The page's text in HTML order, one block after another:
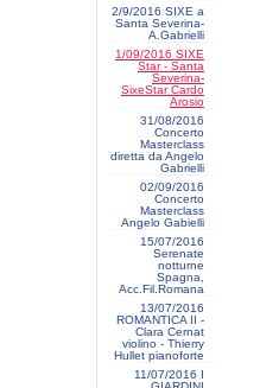
2/9/2016 SIXE a
Santa Severina-
A.Gabrielli
1/09/2016 SIXE
Star - Santa
Severina-
SixeStar Cardo
Arosio
31/08/2016
Concerto
Masterclass
diretta da Angelo
Gabrielli
02/09/2016
Concerto
Masterclass
Angelo Gabielli
15/07/2016
Serenate
notturne
Spagna,
Acc.Fil.Romana
13/07/2016
ROMANTICA II -
Clara Cernat
violino - Thierry
Hullet pianoforte
11/07/2016 I